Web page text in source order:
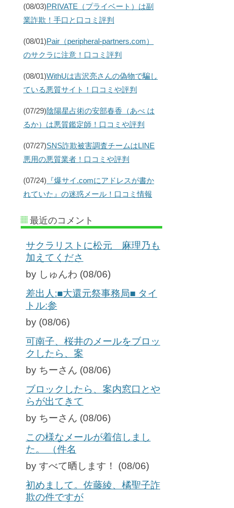
(08/03)PRIVATE（プライベート）は副
業詐欺！手口と口コミ評判
(08/01)Pair（peripheral-partners.com）
のサクラに注意！口コミ評判
(08/01)WithUは吉沢亮さんの偽物で騙し
ている悪質サイト！口コミや評判
(07/29)陰陽星占術の安部春香（あべ は
るか）は悪質鑑定師！口コミや評判
(07/27)SNS詐欺被害調査チームはLINE
悪用の悪質業者！口コミや評判
(07/24) 『爆サイ.comにアドレスが書か
れていた』の迷惑メール！口コミ情報
最近のコメント
サクラリストに松元 麻理乃も
加えてくださ
by しゅんわ (08/06)
差出人:■大還元祭事務局■ タイ
トル:参
by (08/06)
可南子、桜井のメールをブロッ
クしたら、案
by ちーさん (08/06)
ブロックしたら、案内窓口とや
らが出てきて
by ちーさん (08/06)
この様なメールが着信しまし
た。 （件名
by すべて晒します！ (08/06)
初めまして。佐藤綾、橘聖子詐
欺の件ですが